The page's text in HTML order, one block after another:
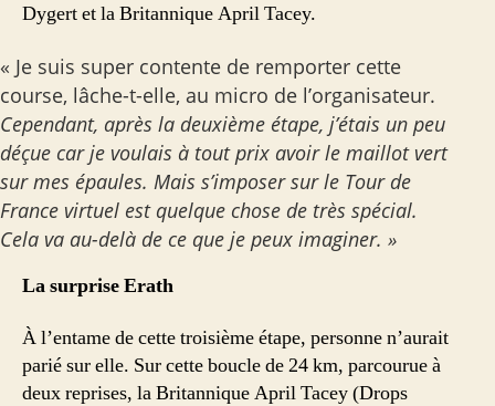
Dygert et la Britannique April Tacey.
« Je suis super contente de remporter cette
course, lâche-t-elle, au micro de l’organisateur.
Cependant, après la deuxième étape, j’étais un peu
déçue car je voulais à tout prix avoir le maillot vert
sur mes épaules. Mais s’imposer sur le Tour de
France virtuel est quelque chose de très spécial.
Cela va au-delà de ce que je peux imaginer. »
La surprise Erath
À l’entame de cette troisième étape, personne n’aurait
parié sur elle. Sur cette boucle de 24 km, parcourue à
deux reprises, la Britannique April Tacey (Drops